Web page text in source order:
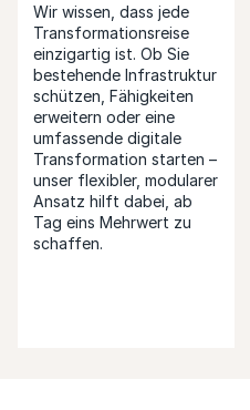
Wir wissen, dass jede
Transformationsreise
einzigartig ist. Ob Sie
bestehende Infrastruktur
schützen, Fähigkeiten
erweitern oder eine
umfassende digitale
Transformation starten –
unser flexibler, modularer
Ansatz hilft dabei, ab
Tag eins Mehrwert zu
schaffen.